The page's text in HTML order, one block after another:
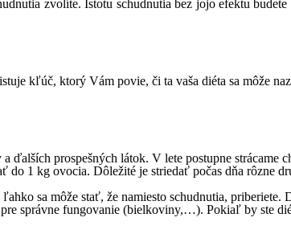
zvolíte. Istotu schudnutia bez jojo efektu budete
kľúč, ktorý Vám povie, či ta vaša diéta sa môže
prospešných látok. V lete postupne strácame
1 kg ovocia. Dôležité je striedať počas dňa rôzne
sa môže stať, že namiesto schudnutia,
správne fungovanie (bielkoviny,…). Pokiaľ by ste